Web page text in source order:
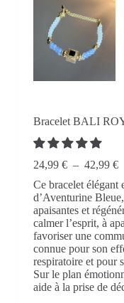
Bracelet BALI
24,99 € – 42,99 €
à
Ce bracelet élégant
d’Aventurine
apaisantes et
calmer l’esprit, à
favoriser une
connue pour son
respiratoire et pour
Sur le plan
aide à la prise de